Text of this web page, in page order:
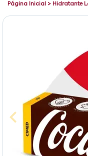
Página Inicial > Hidratante